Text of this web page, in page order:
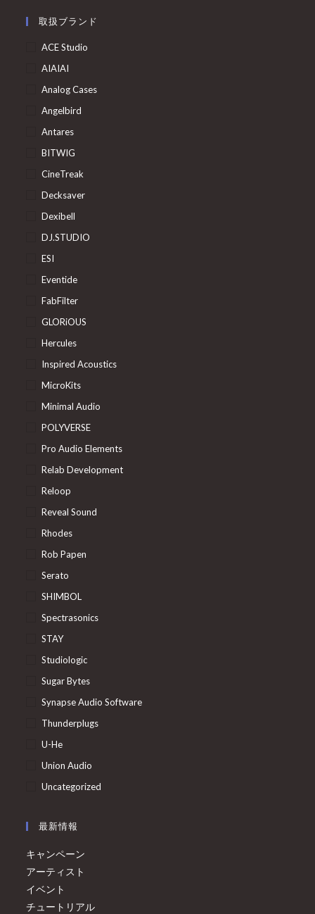
取扱ブランド
ACE Studio
AIAIAI
Analog Cases
Angelbird
Antares
BITWIG
CineTreak
Decksaver
Dexibell
DJ.STUDIO
ESI
Eventide
FabFilter
GLORiOUS
Hercules
Inspired Acoustics
MicroKits
Minimal Audio
POLYVERSE
Pro Audio Elements
Relab Development
Reloop
Reveal Sound
Rhodes
Rob Papen
Serato
SHIMBOL
Spectrasonics
STAY
Studiologic
Sugar Bytes
Synapse Audio Software
Thunderplugs
U-He
Union Audio
Uncategorized
最新情報
キャンペーン
アーティスト
イベント
チュートリアル